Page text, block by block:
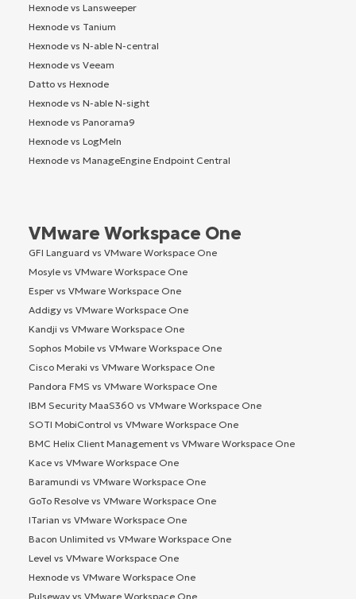
Hexnode vs Lansweeper
Hexnode vs Tanium
Hexnode vs N-able N-central
Hexnode vs Veeam
Datto vs Hexnode
Hexnode vs N-able N-sight
Hexnode vs Panorama9
Hexnode vs LogMeIn
Hexnode vs ManageEngine Endpoint Central
VMware Workspace One
GFI Languard vs VMware Workspace One
Mosyle vs VMware Workspace One
Esper vs VMware Workspace One
Addigy vs VMware Workspace One
Kandji vs VMware Workspace One
Sophos Mobile vs VMware Workspace One
Cisco Meraki vs VMware Workspace One
Pandora FMS vs VMware Workspace One
IBM Security MaaS360 vs VMware Workspace One
SOTI MobiControl vs VMware Workspace One
BMC Helix Client Management vs VMware Workspace One
Kace vs VMware Workspace One
Baramundi vs VMware Workspace One
GoTo Resolve vs VMware Workspace One
ITarian vs VMware Workspace One
Bacon Unlimited vs VMware Workspace One
Level vs VMware Workspace One
Hexnode vs VMware Workspace One
Pulseway vs VMware Workspace One